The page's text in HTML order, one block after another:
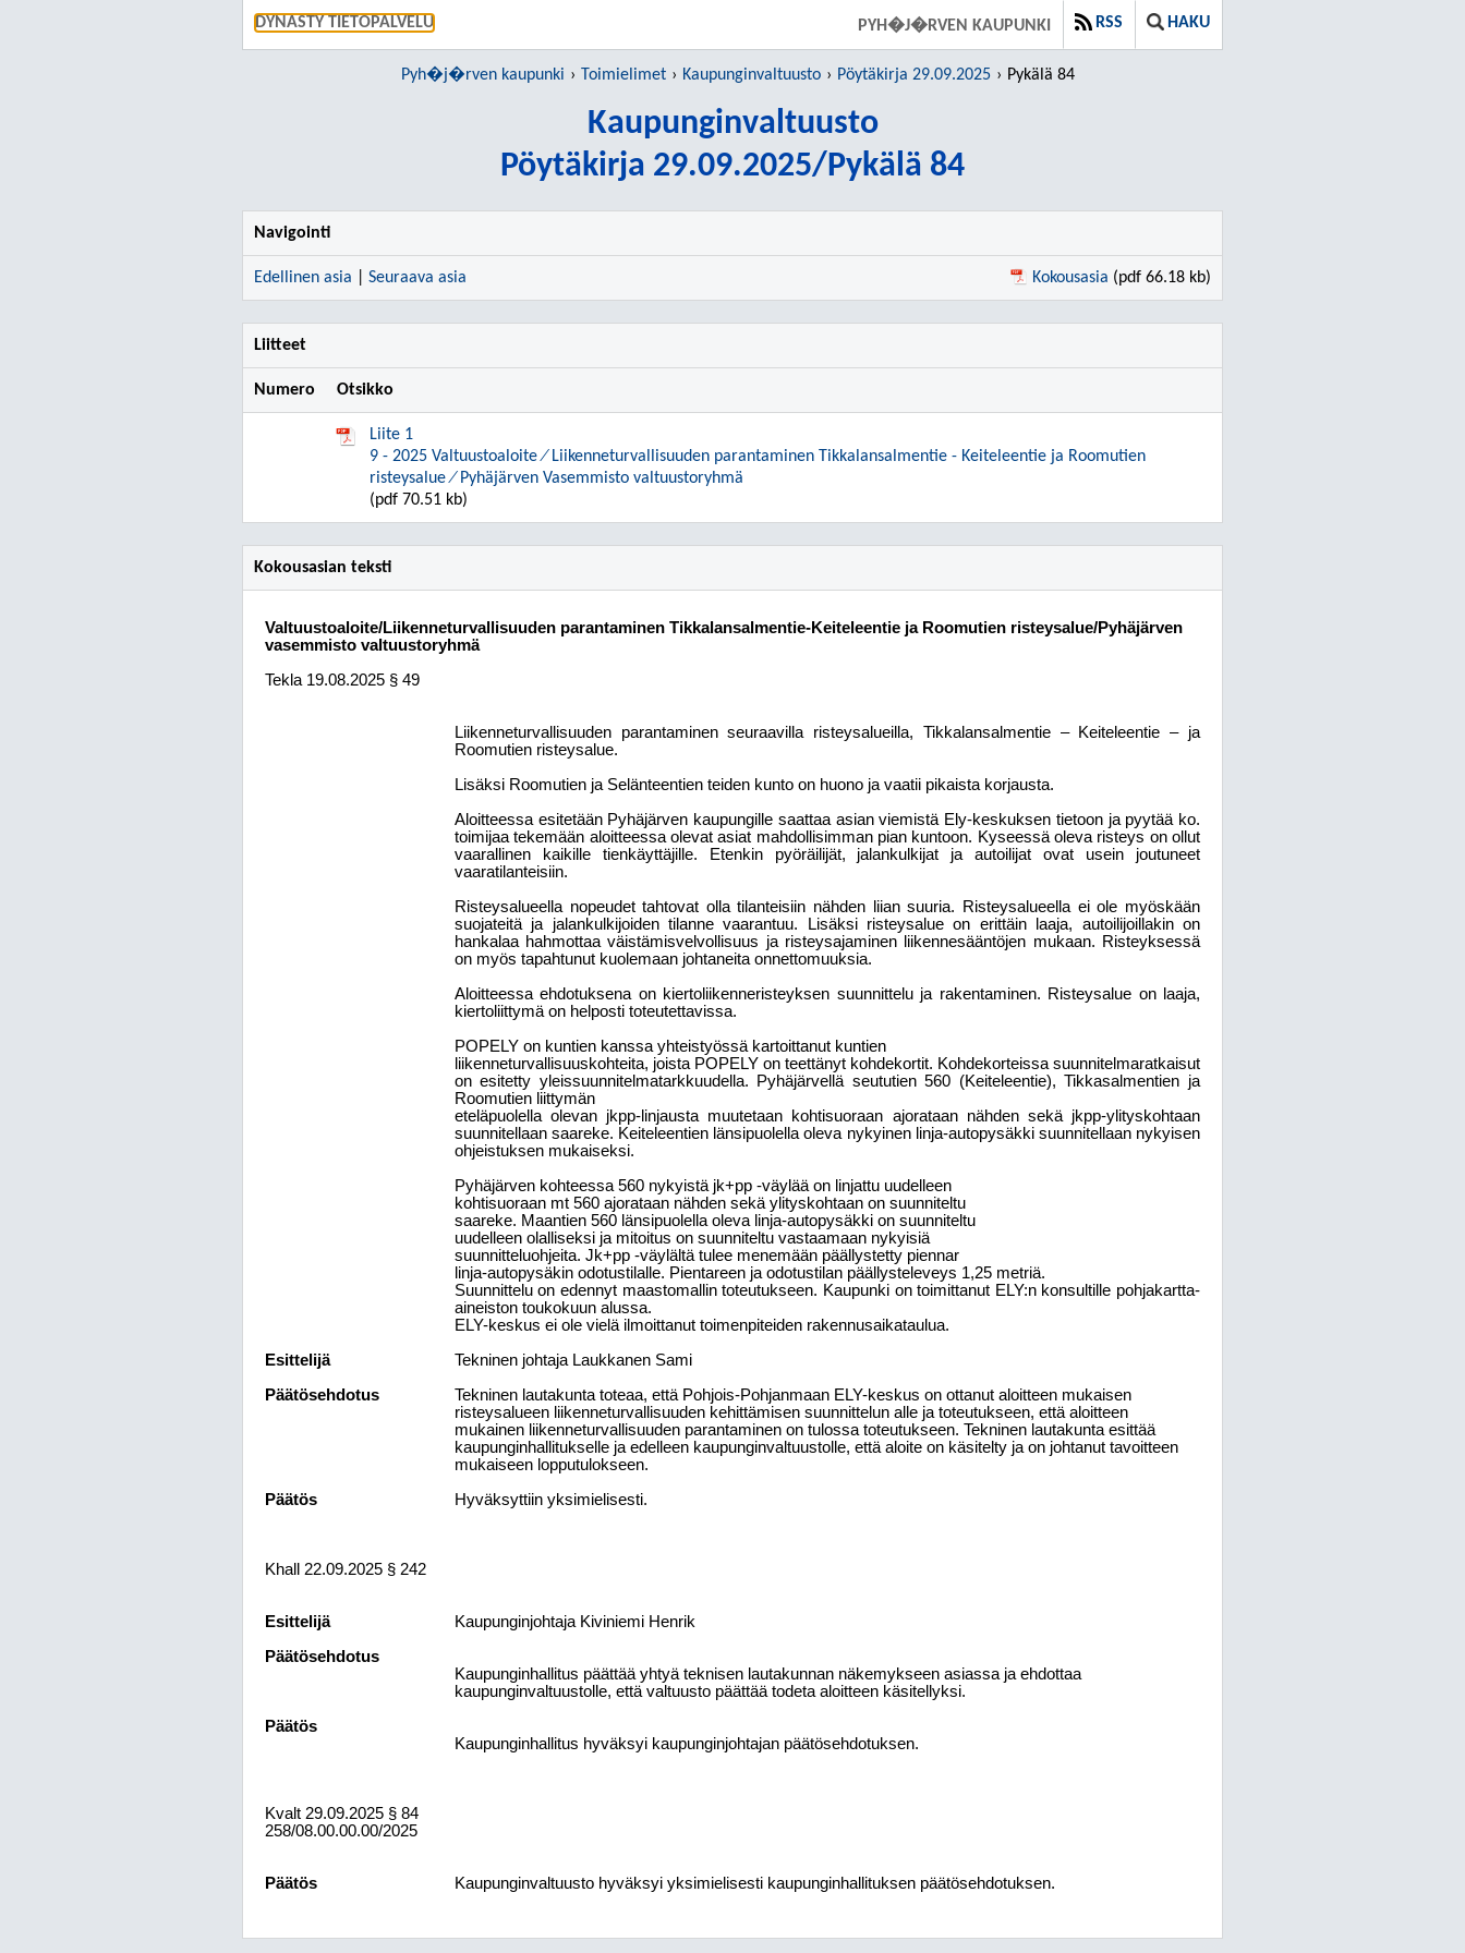
DYNASTY TIETOPALVELU PYH�J�RVEN KAUPUNKI RSS HAKU
Pyh�j�rven kaupunki Toimielimet Kaupunginvaltuusto Pöytäkirja 29.09.2025 Pykälä 84
Kaupunginvaltuusto
Pöytäkirja 29.09.2025/Pykälä 84
Navigointi
Edellinen asia Seuraava asia Kokousasia (pdf 66.18 kb)
Liitteet
Numero Otsikko
Liite 1
9 - 2025 Valtuustoaloite ⁄ Liikenneturvallisuuden parantaminen Tikkalansalmentie - Keiteleentie ja Roomutien
risteysalue ⁄ Pyhäjärven Vasemmisto valtuustoryhmä
(pdf 70.51 kb)
Kokousasian teksti
Valtuustoaloite/Liikenneturvallisuuden parantaminen Tikkalansalmentie-Keiteleentie ja Roomutien risteysalue/Pyhäjärven
vasemmisto valtuustoryhmä
Tekla 19.08.2025 § 49
Liikenneturvallisuuden parantaminen seuraavilla risteysalueilla, Tikkalansalmentie – Keiteleentie – ja
Roomutien risteysalue.
Lisäksi Roomutien ja Selänteentien teiden kunto on huono ja vaatii pikaista korjausta.
Aloitteessa esitetään Pyhäjärven kaupungille saattaa asian viemistä Ely-keskuksen tietoon ja pyytää ko.
toimijaa tekemään aloitteessa olevat asiat mahdollisimman pian kuntoon. Kyseessä oleva risteys on ollut
vaarallinen kaikille tienkäyttäjille. Etenkin pyöräilijät, jalankulkijat ja autoilijat ovat usein joutuneet
vaaratilanteisiin.
Risteysalueella nopeudet tahtovat olla tilanteisiin nähden liian suuria. Risteysalueella ei ole myöskään
suojateitä ja jalankulkijoiden tilanne vaarantuu. Lisäksi risteysalue on erittäin laaja, autoilijoillakin on
hankalaa hahmottaa väistämisvelvollisuus ja risteysajaminen liikennesääntöjen mukaan. Risteyksessä
on myös tapahtunut kuolemaan johtaneita onnettomuuksia.
Aloitteessa ehdotuksena on kiertoliikenneristeyksen suunnittelu ja rakentaminen. Risteysalue on laaja,
kiertoliittymä on helposti toteutettavissa.
POPELY on kuntien kanssa yhteistyössä kartoittanut kuntien
liikenneturvallisuuskohteita, joista POPELY on teettänyt kohdekortit. Kohdekorteissa suunnitelmaratkaisut
on esitetty yleissuunnitelmatarkkuudella. Pyhäjärvellä seututien 560 (Keiteleentie), Tikkasalmentien ja
Roomutien liittymän
eteläpuolella olevan jkpp-linjausta muutetaan kohtisuoraan ajorataan nähden sekä jkpp-ylityskohtaan
suunnitellaan saareke. Keiteleentien länsipuolella oleva nykyinen linja-autopysäkki suunnitellaan nykyisen
ohjeistuksen mukaiseksi.
Pyhäjärven kohteessa 560 nykyistä jk+pp -väylää on linjattu uudelleen
kohtisuoraan mt 560 ajorataan nähden sekä ylityskohtaan on suunniteltu
saareke. Maantien 560 länsipuolella oleva linja-autopysäkki on suunniteltu
uudelleen olalliseksi ja mitoitus on suunniteltu vastaamaan nykyisiä
suunnitteluohjeita. Jk+pp -väylältä tulee menemään päällystetty piennar
linja-autopysäkin odotustilalle. Pientareen ja odotustilan päällysteleveys 1,25 metriä.
Suunnittelu on edennyt maastomallin toteutukseen. Kaupunki on toimittanut ELY:n konsultille pohjakartta-
aineiston toukokuun alussa.
ELY-keskus ei ole vielä ilmoittanut toimenpiteiden rakennusaikataulua.
Esittelijä
Tekninen johtaja Laukkanen Sami
Päätösehdotus
Tekninen lautakunta toteaa, että Pohjois-Pohjanmaan ELY-keskus on ottanut aloitteen mukaisen
risteysalueen liikenneturvallisuuden kehittämisen suunnittelun alle ja toteutukseen, että aloitteen
mukainen liikenneturvallisuuden parantaminen on tulossa toteutukseen. Tekninen lautakunta esittää
kaupunginhallitukselle ja edelleen kaupunginvaltuustolle, että aloite on käsitelty ja on johtanut tavoitteen
mukaiseen lopputulokseen.
Päätös
Hyväksyttiin yksimielisesti.
Khall 22.09.2025 § 242
Esittelijä
Kaupunginjohtaja Kiviniemi Henrik
Päätösehdotus
Kaupunginhallitus päättää yhtyä teknisen lautakunnan näkemykseen asiassa ja ehdottaa
kaupunginvaltuustolle, että valtuusto päättää todeta aloitteen käsitellyksi.
Päätös
Kaupunginhallitus hyväksyi kaupunginjohtajan päätösehdotuksen.
Kvalt 29.09.2025 § 84
258/08.00.00.00/2025
Päätös Kaupunginvaltuusto hyväksyi yksimielisesti kaupunginhallituksen päätösehdotuksen.